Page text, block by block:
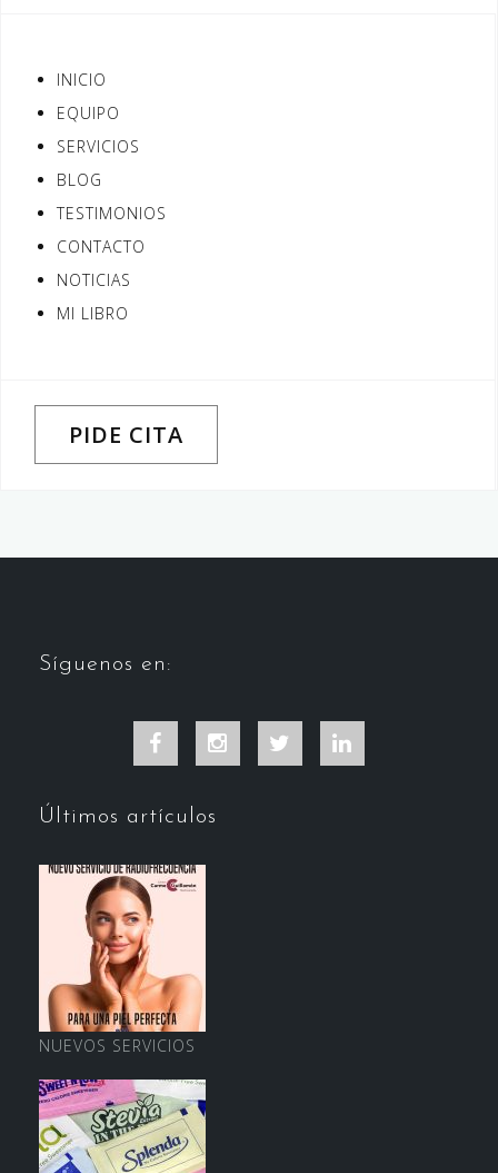
INICIO
EQUIPO
SERVICIOS
BLOG
TESTIMONIOS
CONTACTO
NOTICIAS
MI LIBRO
PIDE CITA
Síguenos en:
Facebook InstagramTwitter
Últimos artículos
NUEVOS SERVICIOS